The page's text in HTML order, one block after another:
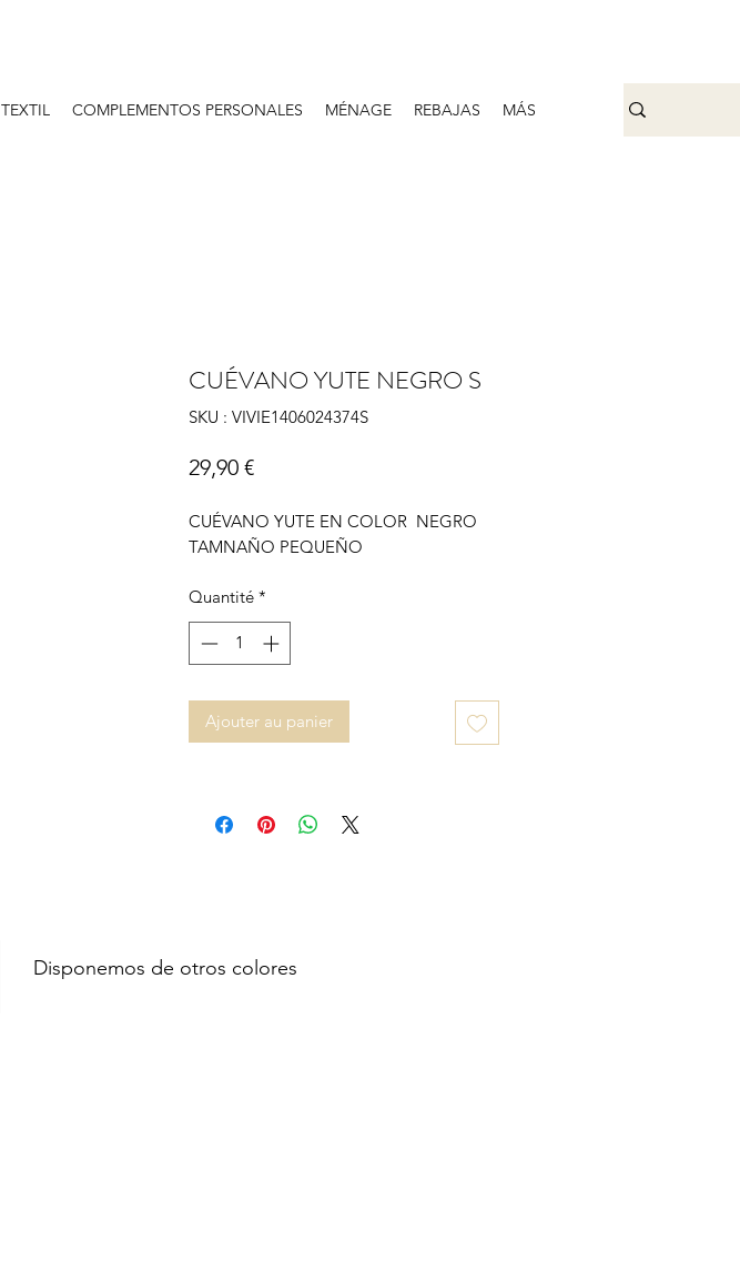
TEXTIL COMPLEMENTOS PERSONALES MÉNAGE REBAJAS MÁS
CUÉVANO YUTE NEGRO S
SKU : VIVIE1406024374S
29,90 €Prix
CUÉVANO YUTE EN COLOR NEGRO
TAMNAÑO PEQUEÑO
Quantité *
Ajouter au panier
Disponemos de otros colores